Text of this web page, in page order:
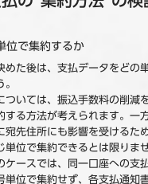
位で集約するか
めた後は、支払データをどの
ついては、振込手数料の削減
する方法が考えられます。一
宛先住所にも影響を受けるた
単位で集約できるとは限りませ
ケースでは、同一口座への支
単位で集約せず、各支払通知